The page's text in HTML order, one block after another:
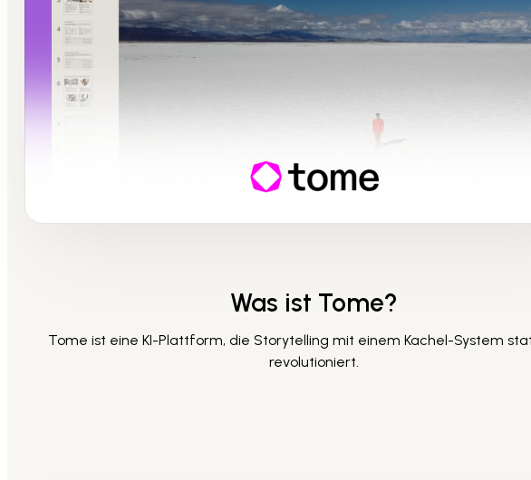
Was ist Tome?
Tome ist eine KI-Plattform, die Storytelling mit einem Kachel-System
revolutioniert.